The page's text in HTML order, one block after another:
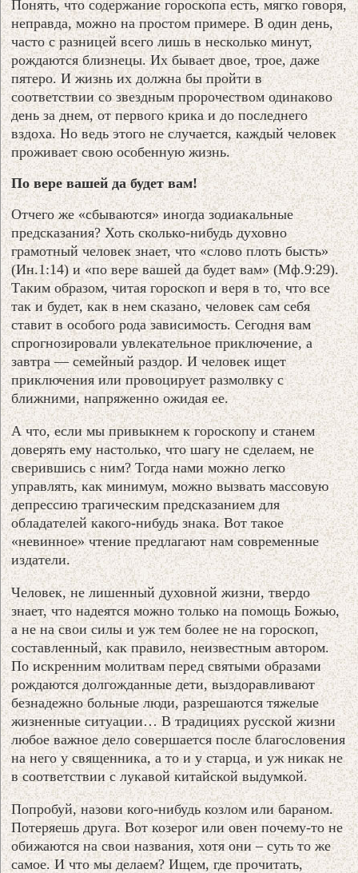
Понять, что содержание гороскопа есть, мягко говоря,
неправда, можно на простом примере. В один день,
часто с разницей всего лишь в несколько минут,
рождаются близнецы. Их бывает двое, трое, даже
пятеро. И жизнь их должна бы пройти в
соответствии со звездным пророчеством одинаково
день за днем, от первого крика и до последнего
вздоха. Но ведь этого не случается, каждый человек
проживает свою особенную жизнь.
По вере вашей да будет вам!
Отчего же «сбываются» иногда зодиакальные
предсказания? Хоть сколько-нибудь духовно
грамотный человек знает, что «слово плоть бысть»
(Ин.1:14) и «по вере вашей да будет вам» (Мф.9:29).
Таким образом, читая гороскоп и веря в то, что все
так и будет, как в нем сказано, человек сам себя
ставит в особого рода зависимость. Сегодня вам
спрогнозировали увлекательное приключение, а
завтра — семейный раздор. И человек ищет
приключения или провоцирует размолвку с
ближними, напряженно ожидая ее.
А что, если мы привыкнем к гороскопу и станем
доверять ему настолько, что шагу не сделаем, не
сверившись с ним? Тогда нами можно легко
управлять, как минимум, можно вызвать массовую
депрессию трагическим предсказанием для
обладателей какого-нибудь знака. Вот такое
«невинное» чтение предлагают нам современные
издатели.
Человек, не лишенный духовной жизни, твердо
знает, что надеятся можно только на помощь Божью,
а не на свои силы и уж тем более не на гороскоп,
составленный, как правило, неизвестным автором.
По искренним молитвам перед святыми образами
рождаются долгожданные дети, выздоравливают
безнадежно больные люди, разрешаются тяжелые
жизненные ситуации… В традициях русской жизни
любое важное дело совершается после благословения
на него у священника, а то и у старца, и уж никак не
в соответствии с лукавой китайской выдумкой.
Попробуй, назови кого-нибудь козлом или бараном.
Потеряешь друга. Вот козерог или овен почему-то не
обижаются на свои названия, хотя они – суть то же
самое. И что мы делаем? Ищем, где прочитать,